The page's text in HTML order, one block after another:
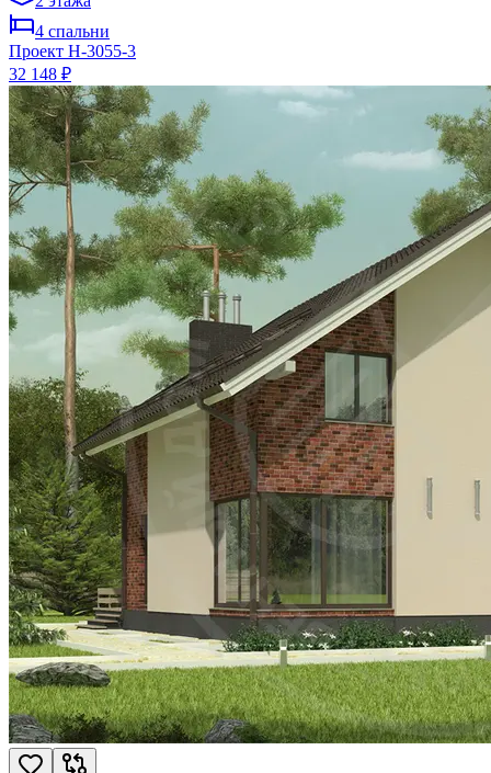
4 спальни
Проект H-3055-3
32 148 ₽